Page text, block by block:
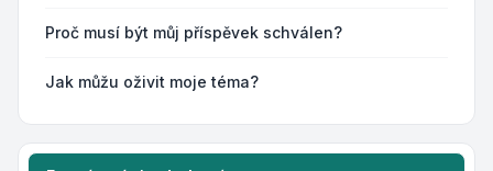
Proč musí být můj příspěvek schválen?
Jak můžu oživit moje téma?